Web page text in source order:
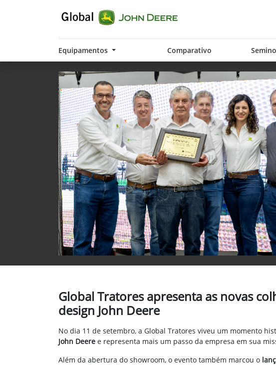
Equipamentos Comparativo
Global Tratores apresenta as novas
design John Deere
No dia 11 de setembro, a Global Tratores viveu um momento
John Deere e representa mais um passo da empresa em sua
Além da abertura do showroom, o evento também marcou o